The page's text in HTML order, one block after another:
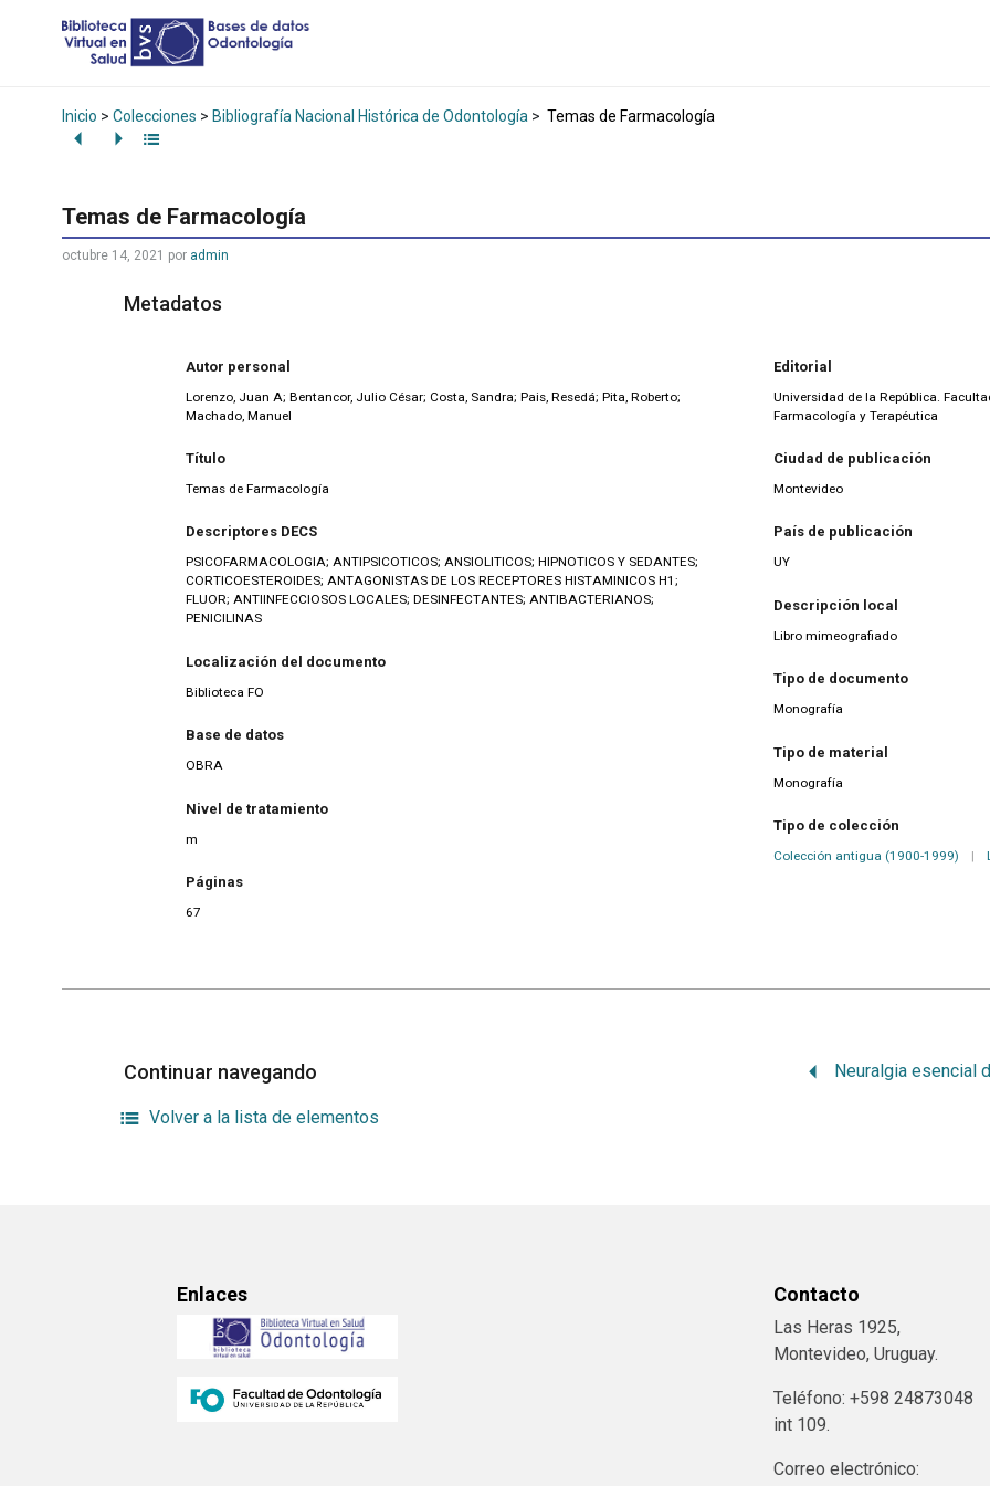
Inicio > Colecciones > Bibliografía Nacional Histórica de Odontología > Temas de Farmacología
Temas de Farmacología
octubre 14, 2021 por admin
Metadatos
Autor personal
Lorenzo, Juan A; Bentancor, Julio César; Costa, Sandra; Pais, Resedá; Pita, Roberto;
Machado, Manuel
Título
Temas de Farmacología
Descriptores DECS
PSICOFARMACOLOGIA; ANTIPSICOTICOS; ANSIOLITICOS; HIPNOTICOS Y SEDANTES;
CORTICOESTEROIDES; ANTAGONISTAS DE LOS RECEPTORES HISTAMINICOS H1;
FLUOR; ANTIINFECCIOSOS LOCALES; DESINFECTANTES; ANTIBACTERIANOS;
PENICILINAS
Localización del documento
Biblioteca FO
Base de datos
OBRA
Nivel de tratamiento
m
Páginas
67
Editorial
Universidad de la República.
Farmacología y Terapéutica
Ciudad de publicación
Montevideo
País de publicación
UY
Descripción local
Libro mimeografiado
Tipo de documento
Monografía
Tipo de material
Monografía
Tipo de colección
Colección antigua (1900-1999) |
Continuar navegando
Volver a la lista de elementos
Enlaces Contacto
Las Heras 1925,
Montevideo, Uruguay.
Teléfono: +598 24873048
int 109.
Correo electrónico: